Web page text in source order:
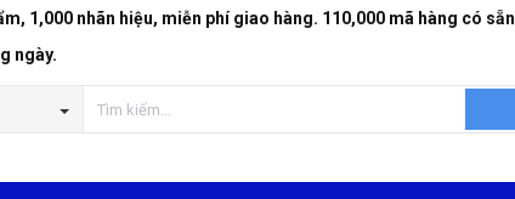
1,000 nhãn hiệu, miễn phí giao hàng. 110,000 mã hàng có sẵn
ngày.